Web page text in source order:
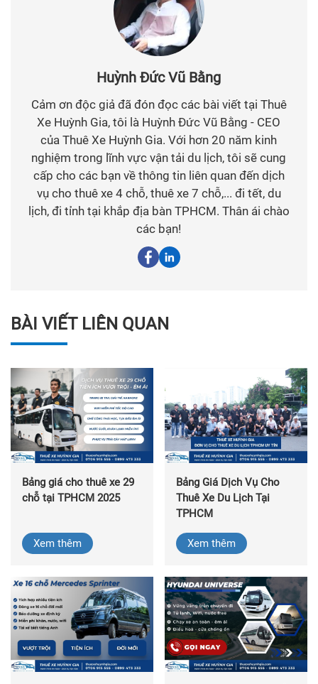
Huỳnh Đức Vũ Bằng
Cảm ơn độc giả đã đón đọc các bài viết tại Thuê
Xe Huỳnh Gia, tôi là Huỳnh Đức Vũ Bằng - CEO
của Thuê Xe Huỳnh Gia. Với hơn 20 năm kinh
nghiệm trong lĩnh vực vận tải du lịch, tôi sẽ cung
cấp cho các bạn về thông tin liên quan đến dịch
vụ cho thuê xe 4 chỗ, thuê xe 7 chỗ,... đi tết, du
lịch, đi tỉnh tại khắp địa bàn TPHCM. Thân ái chào
các bạn!
BÀI VIẾT LIÊN QUAN
Bảng giá cho thuê xe 29
chỗ tại TPHCM 2025
Xem thêm
Bảng Giá Dịch Vụ Cho
Thuê Xe Du Lịch Tại
TPHCM
Xem thêm